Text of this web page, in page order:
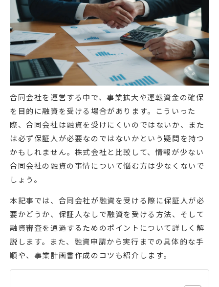
合同会社を運営する中で、事業拡大や運転資金の確保
を目的に融資を受ける場合があります。こういった
際、合同会社は融資を受けにくいのではないか、また
は必ず保証人が必要なのではないかという疑問を持つ
かもしれません。株式会社と比較して、情報が少ない
合同会社の融資の事情について悩む方は少なくないで
しょう。
本記事では、合同会社が融資を受ける際に保証人が必
要かどうか、保証人なしで融資を受ける方法、そして
融資審査を通過するためのポイントについて詳しく解
説します。また、融資申請から実行までの具体的な手
順や、事業計画書作成のコツも紹介します。